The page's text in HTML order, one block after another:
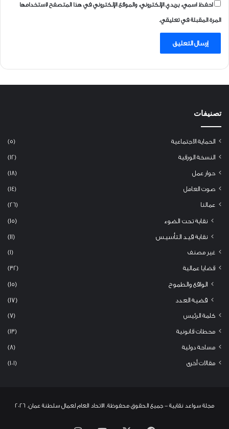
احفظ اسمي، بريدي الإلكتروني، والموقع الإلكتروني في هذا المتصفح لاستخدامها
المرة المقبلة في تعليقي.
تصنيفات
الحماية الاجتماعية (5)
النسخة الورقية (12)
حوار عمل (18)
صوت العامل (14)
عمالنا (26)
نقابة تحت الضوء (15)
نقابة قيد التأسيس (11)
غير مصنف (1)
قضايا عمالية (32)
الواقع والطموح (15)
قضية العدد (17)
كلمة الرئيس (7)
محطات قانونية (13)
مساحة دولية (8)
مقالات أخرى (101)
مجلة سواعد نقابية - جميع الحقوق محفوظة. الاتحاد العام لعمال سلطنة عمان. 2026